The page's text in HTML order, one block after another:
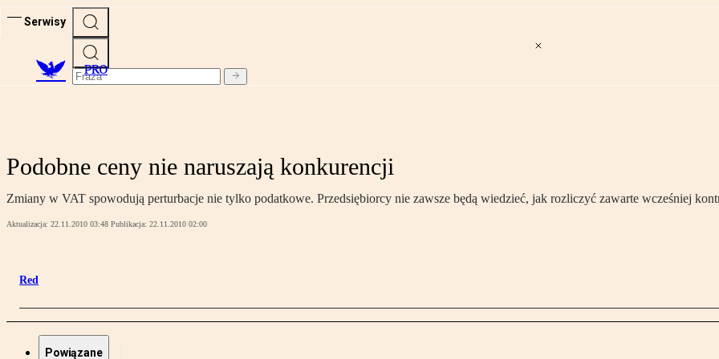
Serwisy
PRO
Podobne ceny nie naruszają konkurencji
Zmiany w VAT spowodują perturbacje nie tylko podatkowe. Przedsiębiorcy nie zawsze będą wiedzieć, jak rozliczyć zawarte wcześniej
Aktualizacja: 22.11.2010 03:48 Publikacja: 22.11.2010 02:00
Red
Powiązane